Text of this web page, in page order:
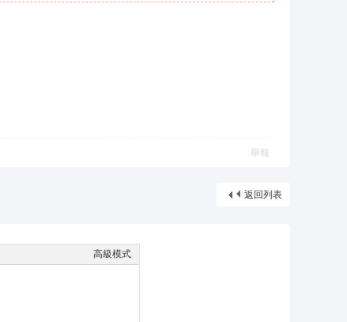
舉報
返回列表
高級模式